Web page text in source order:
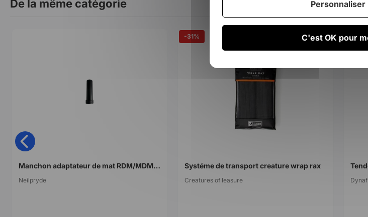
De la même catégorie
Manchon adaptateur de mat RDM/MDM Neilpryde MDM mast adaptator plastic
Neilpryde
Systéme de transport creature wrap rax
Creatures of leasure
-31% C'est OK pour
Personnaliser